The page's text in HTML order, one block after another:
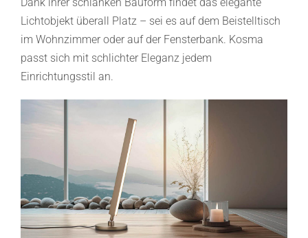
Lichtobjekt überall Platz – sei es auf dem Beistelltisch
im Wohnzimmer oder auf der Fensterbank. Kosma
passt sich mit schlichter Eleganz jedem
Einrichtungsstil an.